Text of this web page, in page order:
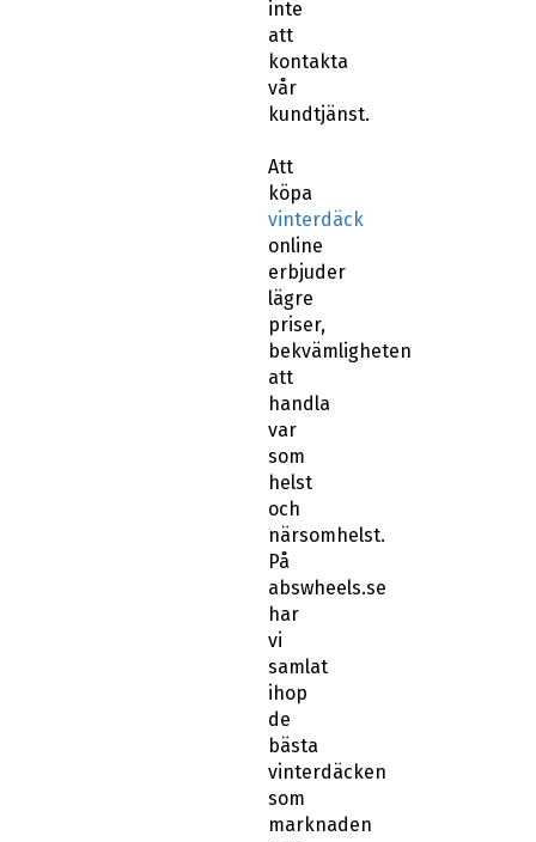
att
kontakta
vår
kundtjänst.
köpa
vinterdäck
online
erbjuder
lägre
priser,
bekvämligheten
att
handla
var
som
helst
och
närsomhelst.
På
abswheels.se
har
vi
samlat
ihop
de
bästa
vinterdäcken
som
marknaden
har